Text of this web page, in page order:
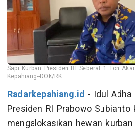
Sapi Kurban Presiden RI Seberat 1 Ton
Kepahiang--DOK/RK
Radarkepahiang.id - Idul
Presiden RI Prabowo Subianto
mengalokasikan hewan